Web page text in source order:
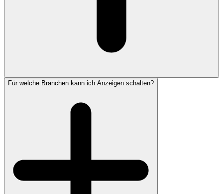
Für welche Branchen kann ich Anzeigen schalten?